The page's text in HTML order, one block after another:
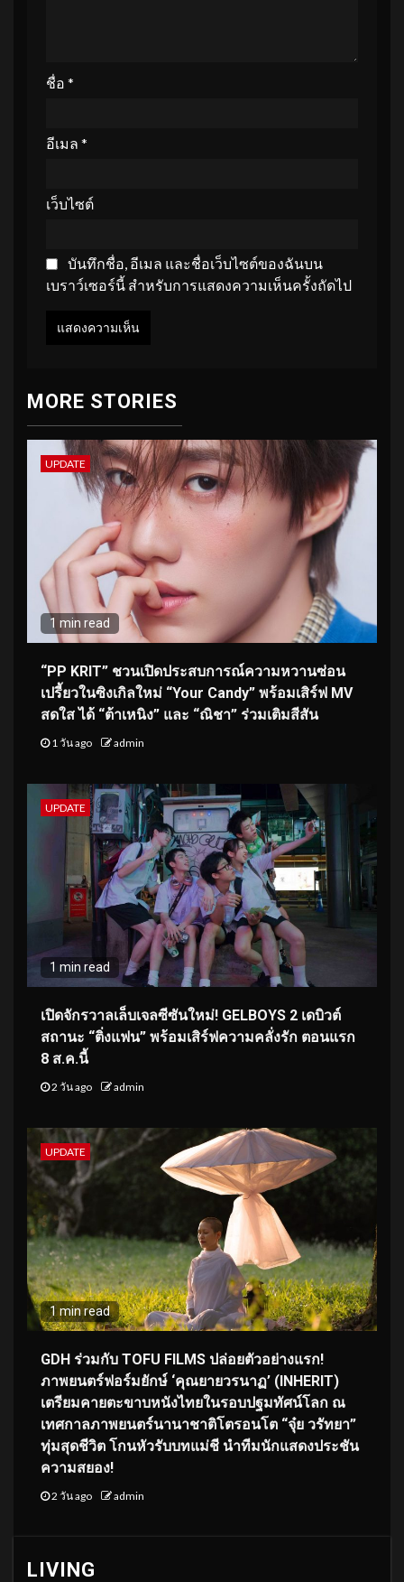
ชื่อ *
อีเมล *
เว็บไซต์
บันทึกชื่อ, อีเมล และชื่อเว็บไซต์ของฉันบน
เบราว์เซอร์นี้ สำหรับการแสดงความเห็นครั้งถัดไป
MORE STORIES
UPDATE
1 min read
“PP KRIT” ชวนเปิดประสบการณ์ความหวานซ่อน
เปรี้ยวในซิงเกิลใหม่ “Your Candy” พร้อมเสิร์ฟ MV
สดใส ได้ “ต้าเหนิง” และ “ณิชา” ร่วมเติมสีสัน
1 วัน ago admin
UPDATE
1 min read
เปิดจักรวาลเล็บเจลซีซันใหม่! GELBOYS 2 เดบิวต์
สถานะ “ติ่งแฟน” พร้อมเสิร์ฟความคลั่งรัก ตอนแรก
8 ส.ค.นี้
2 วัน ago admin
UPDATE
1 min read
GDH ร่วมกับ TOFU FILMS ปล่อยตัวอย่างแรก!
ภาพยนตร์ฟอร์มยักษ์ ‘คุณยายวรนาฏ’ (INHERIT)
เตรียมคายตะขาบหนังไทยในรอบปฐมทัศน์โลก ณ
เทศกาลภาพยนตร์นานาชาติโตรอนโต “จุ๋ย วรัทยา”
ทุ่มสุดชีวิต โกนหัวรับบทแม่ชี นำทีมนักแสดงประชัน
ความสยอง!
2 วัน ago admin
LIVING